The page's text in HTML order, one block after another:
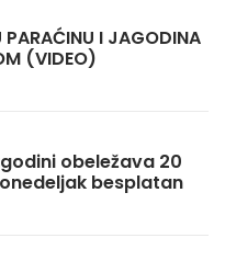
PARAĆINU I JAGODINA
(VIDEO)
obeležava 20
besplatan